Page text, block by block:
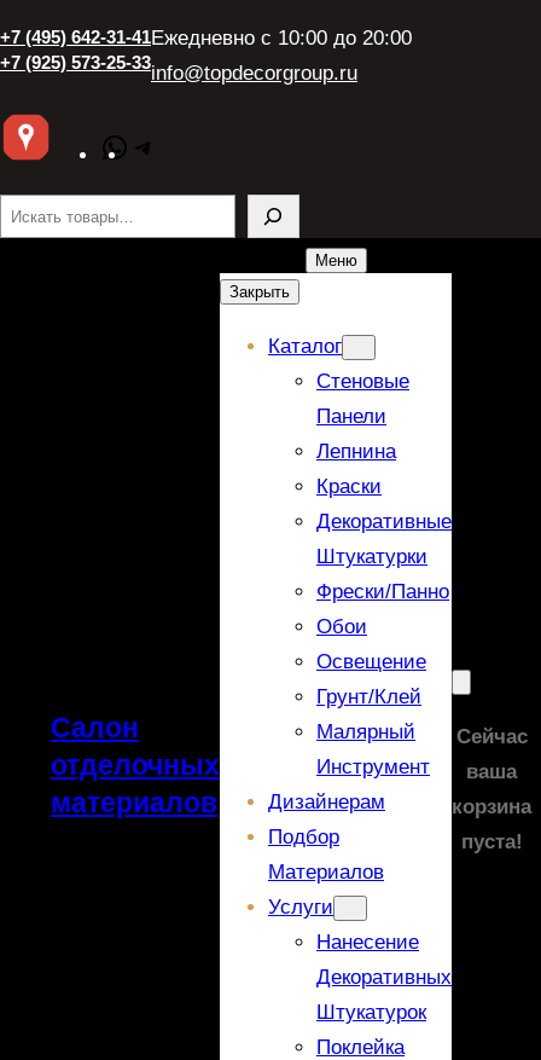
+7 (495) 642-31-41
+7 (925) 573-25-33
Ежедневно с 10:00 до 20:00
info@topdecorgroup.ru
WhatsApp
Поиск
Салон
отделочных
материалов
Меню
Закрыть
Каталог
Стеновые
Панели
Лепнина
Краски
Декоративные
Штукатурки
Фрески/панно
Обои
Освещение
Грунт/Клей
Малярный
Инструмент
Дизайнерам
Подбор
Материалов
Услуги
Нанесение
Декоративных
Штукатурок
Поклейка
Сейчас
ваша
корзина
пуста!